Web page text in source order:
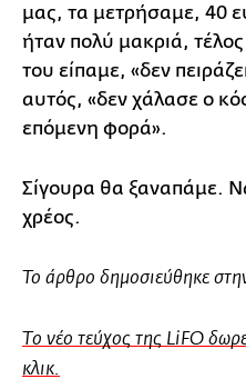
μας, τα μετρήσαμε, 40
ήταν πολύ μακριά,
του είπαμε, «δεν
αυτός, «δεν χάλασε ο
επόμενη φορά».
Σίγουρα θα ξαναπάμε.
χρέος.
Το άρθρο δημοσιεύθηκε
Tο νέο τεύχος της LiFO
κλικ.